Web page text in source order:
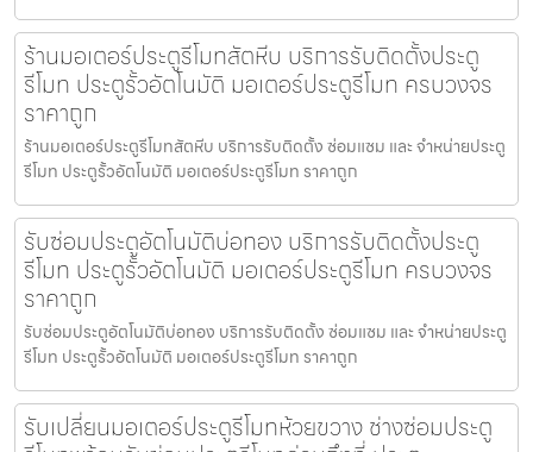
ร้านมอเตอร์ประตูรีโมทสัตหีบ บริการรับติดตั้งประตู
รีโมท ประตูรั้วอัตโนมัติ มอเตอร์ประตูรีโมท ครบวงจร
ราคาถูก
ร้านมอเตอร์ประตูรีโมทสัตหีบ บริการรับติดตั้ง ซ่อมแซม และ จำหน่ายประตู
รีโมท ประตูรั้วอัตโนมัติ มอเตอร์ประตูรีโมท ราคาถูก
รับซ่อมประตูอัตโนมัติบ่อทอง บริการรับติดตั้งประตู
รีโมท ประตูรั้วอัตโนมัติ มอเตอร์ประตูรีโมท ครบวงจร
ราคาถูก
รับซ่อมประตูอัตโนมัติบ่อทอง บริการรับติดตั้ง ซ่อมแซม และ จำหน่ายประตู
รีโมท ประตูรั้วอัตโนมัติ มอเตอร์ประตูรีโมท ราคาถูก
รับเปลี่ยนมอเตอร์ประตูรีโมทห้วยขวาง ช่างซ่อมประตู